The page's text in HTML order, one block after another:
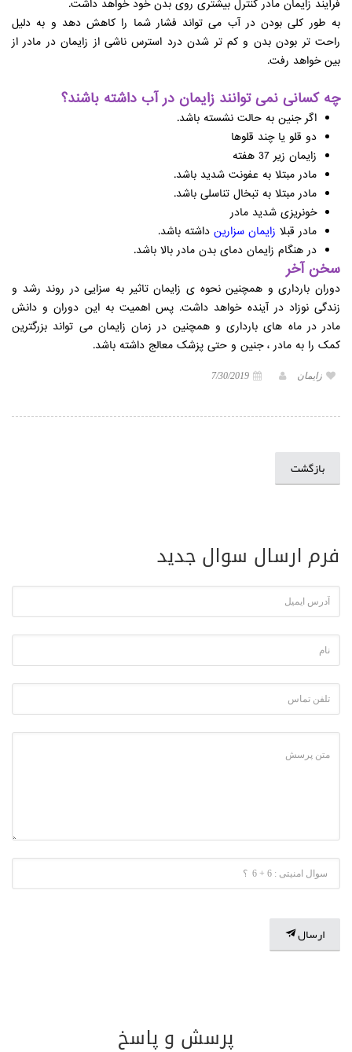
فرآیند زایمان مادر کنترل بیشتری روی بدن خود خواهد داشت.
به طور کلی بودن در آب می تواند فشار شما را کاهش دهد و به دلیل
راحت تر بودن بدن و کم تر شدن درد استرس ناشی از زایمان در مادر از
بین خواهد رفت.
چه کسانی نمی توانند زایمان در آب داشته باشند؟
اگر جنین به حالت نشسته باشد.
دو قلو یا چند قلوها
زایمان زیر 37 هفته
مادر مبتلا به عفونت شدید باشد.
مادر مبتلا به تبخال تناسلی باشد.
خونریزی شدید مادر
مادر قبلا زایمان سزارین داشته باشد.
در هنگام زایمان دمای بدن مادر بالا باشد.
سخن آخر
دوران بارداری و همچنین نحوه ی زایمان تاثیر به سزایی در روند رشد و
زندگی نوزاد در آینده خواهد داشت. پس اهمیت به این دوران و دانش
مادر در ماه های بارداری و همچنین در زمان زایمان می تواند بزرگترین
کمک را به مادر ، جنین و حتی پزشک معالج داشته باشد.
7/30/2019 زایمان
بازگشت
فرم ارسال سوال جدید
ارسال
پرسش و پاسخ